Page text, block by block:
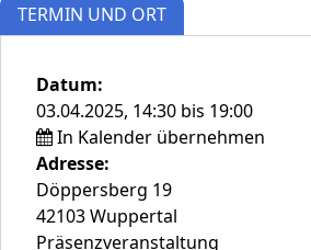
TERMIN UND ORT
Datum:
03.04.2025, 14:30 bis 19:00
In Kalender übernehmen
Adresse:
Döppersberg 19
42103 Wuppertal
Präsenzveranstaltung